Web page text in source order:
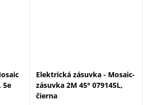
5e
Elektrická zásuvka - Mosaic-
zásuvka 2M 45° 079145L,
čierna